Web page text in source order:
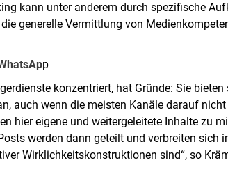
kann unter anderem durch spezifische
generelle Vermittlung von
p
konzentriert, hat Gründe: Sie
auch wenn die meisten Kanäle darauf
hier eigene und weitergeleitete Inhalte zu
werden dann geteilt und verbreiten sich
Wirklichkeitskonstruktionen sind“, so